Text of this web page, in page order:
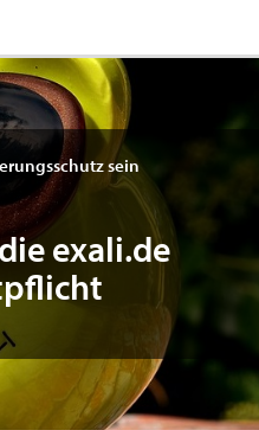
sein
exali.de